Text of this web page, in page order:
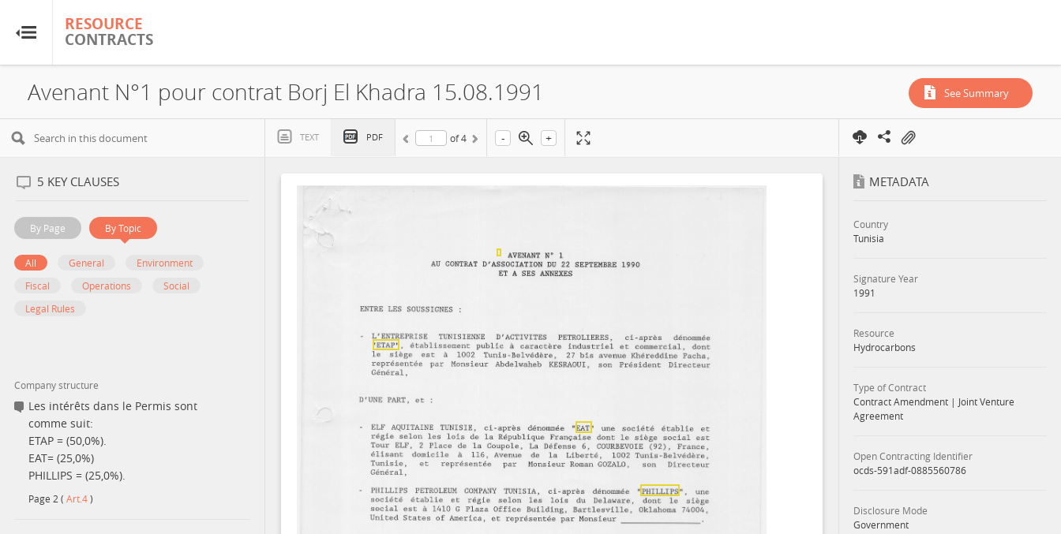
RESOURCE
CONTRACTS
RESOURCE
CONTRACTS
Home
FAQs
Guides
Glossary
Research & Analysis
Contact
Avenant N°1 pour contrat Borj El Khadra 15.08.1991 See Summary
TEXT PDF of4 - +
5 KEY CLAUSES
By Page By Topic
All General
Environment
Fiscal
Operations
Social
Legal Rules
Company structure
Les intérêts dans le Permis sont
comme suit:
ETAP = (50,0%).
EAT= (25,0%)
PHILLIPS = (25,0%).
Page 2 ( Art.4)
METADATA
Country
Tunisia
Signature Year
1991
Resource
Hydrocarbons
Type of Contract
Contract Amendment | Joint Venture
Agreement
Open Contracting Identifier
ocds-591adf-0885560786
Disclosure Mode
Government